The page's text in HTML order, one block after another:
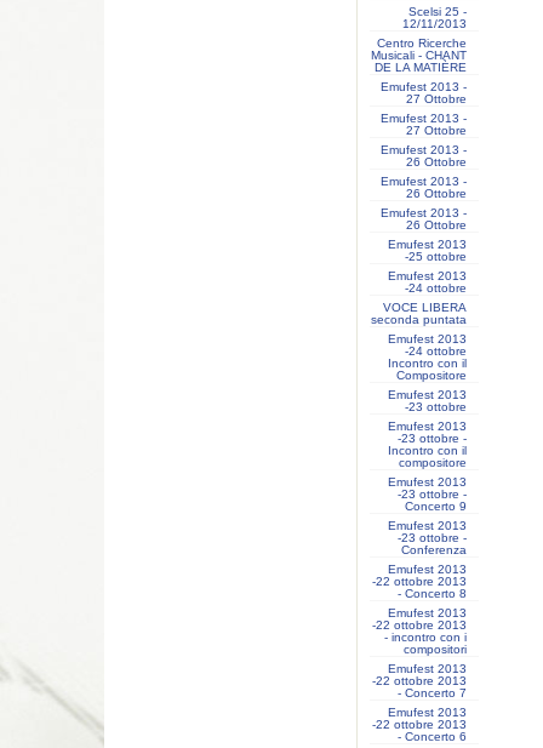
Scelsi 25 -
12/11/2013
Centro Ricerche
Musicali - CHANT
DE LA MATIÈRE
Emufest 2013 -
27 Ottobre
Emufest 2013 -
27 Ottobre
Emufest 2013 -
26 Ottobre
Emufest 2013 -
26 Ottobre
Emufest 2013 -
26 Ottobre
Emufest 2013
-25 ottobre
Emufest 2013
-24 ottobre
VOCE LIBERA
seconda puntata
Emufest 2013
-24 ottobre
Incontro con il
Compositore
Emufest 2013
-23 ottobre
Emufest 2013
-23 ottobre -
Incontro con il
compositore
Emufest 2013
-23 ottobre -
Concerto 9
Emufest 2013
-23 ottobre -
Conferenza
Emufest 2013
-22 ottobre 2013
- Concerto 8
Emufest 2013
-22 ottobre 2013
- incontro con i
compositori
Emufest 2013
-22 ottobre 2013
- Concerto 7
Emufest 2013
-22 ottobre 2013
- Concerto 6